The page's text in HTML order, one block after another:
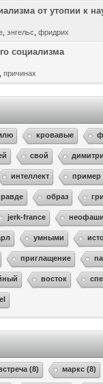
от утопии к
,энгельс ,фридрих
социализма
,причинах
кровавые
свой
интеллект пример
образ
jerk-france
умными
приглащение
восток
(8) маркс (8)